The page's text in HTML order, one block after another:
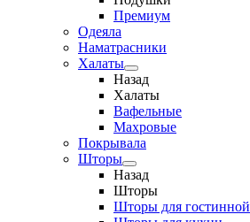
Премиум
Одеяла
Наматрасники
Халаты
Назад
Халаты
Вафельные
Махровые
Покрывала
Шторы
Назад
Шторы
Шторы для гостинной